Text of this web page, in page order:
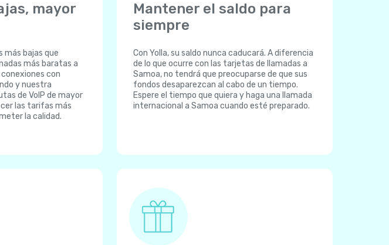
mayor
más bajas que
más baratas a
con
y nuestra
de VoIP de mayor
las tarifas más
la calidad.
Mantener el saldo para
siempre
Con Yolla, su saldo nunca caducará. A diferencia
de lo que ocurre con las tarjetas de llamadas a
Samoa, no tendrá que preocuparse de que sus
fondos desaparezcan al cabo de un tiempo.
Espere el tiempo que quiera y haga una llamada
internacional a Samoa cuando esté preparado.